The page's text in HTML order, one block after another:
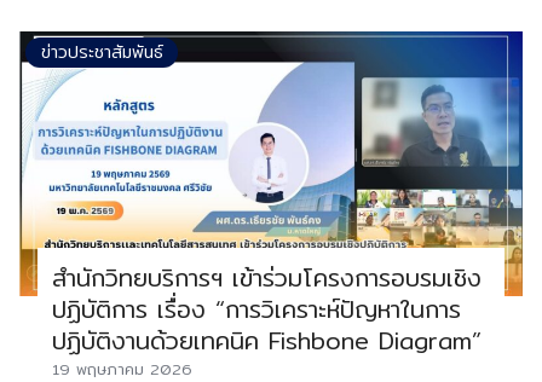
ข่าวประชาสัมพันธ์
สำนักวิทยบริการฯ เข้าร่วมโครงการอบรมเชิง
ปฏิบัติการ เรื่อง “การวิเคราะห์ปัญหาในการ
ปฏิบัติงานด้วยเทคนิค Fishbone Diagram”
19 พฤษภาคม 2026